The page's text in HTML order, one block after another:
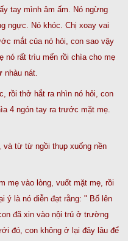
tay mình âm ấm. Nó ngừng
ngực. Nó khóc. Chị xoay vai
mắt của nó hỏi, con sao vậy
nó rất trìu mến rồi chìa cho mẹ
nhàu nát.
rồi thở hắt ra nhìn nó hỏi, con
4 ngón tay ra trước mặt mẹ.
và từ từ ngồi thụp xuống nền
mẹ vào lòng, vuốt mặt mẹ, rồi
ý là nó diễn đạt rằng: " Bố lên
đã xin vào nội trú ở trường
đó, con không ở lại đây lâu để